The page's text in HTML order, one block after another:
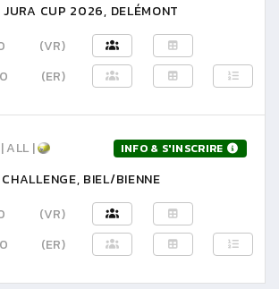
CUP 2026, DELÉMONT
(VR)
(ER)
ALL | INFO & S'INSCRIRE
BIEL/BIENNE
(VR)
(ER)